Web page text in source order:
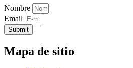
Nombre
Email
Submit
Mapa de sitio